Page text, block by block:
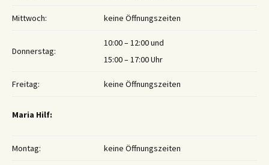
Mittwoch: keine Öffnungszeiten
Donnerstag:
10:00 – 12:00 und
15:00 – 17:00 Uhr
Freitag: keine Öffnungszeiten
Maria Hilf:
Montag: keine Öffnungszeiten